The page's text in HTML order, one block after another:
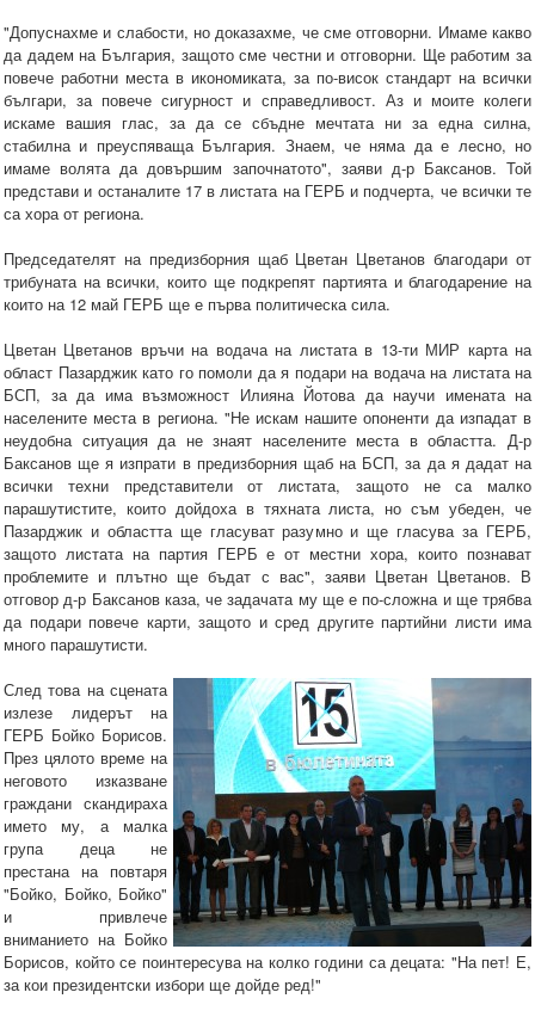
"Допуснахме и слабости, но доказахме, че сме отговорни. Имаме какво
да дадем на България, защото сме честни и отговорни. Ще работим за
повече работни места в икономиката, за по-висок стандарт на всички
българи, за повече сигурност и справедливост. Аз и моите колеги
искаме вашия глас, за да се сбъдне мечтата ни за една силна,
стабилна и преуспяваща България. Знаем, че няма да е лесно, но
имаме волята да довършим започнатото", заяви д-р Баксанов. Той
представи и останалите 17 в листата на ГЕРБ и подчерта, че всички те
са хора от региона.
Председателят на предизборния щаб Цветан Цветанов благодари от
трибуната на всички, които ще подкрепят партията и благодарение на
които на 12 май ГЕРБ ще е първа политическа сила.
Цветан Цветанов връчи на водача на листата в 13-ти МИР карта на
област Пазарджик като го помоли да я подари на водача на листата на
БСП, за да има възможност Илияна Йотова да научи имената на
населените места в региона. "Не искам нашите опоненти да изпадат в
неудобна ситуация да не знаят населените места в областта. Д-р
Баксанов ще я изпрати в предизборния щаб на БСП, за да я дадат на
всички техни представители от листата, защото не са малко
парашутистите, които дойдоха в тяхната листа, но съм убеден, че
Пазарджик и областта ще гласуват разумно и ще гласува за ГЕРБ,
защото листата на партия ГЕРБ е от местни хора, които познават
проблемите и плътно ще бъдат с вас", заяви Цветан Цветанов. В
отговор д-р Баксанов каза, че задачата му ще е по-сложна и ще трябва
да подари повече карти, защото и сред другите партийни листи има
много парашутисти.
След това на сцената
излезе лидерът на
ГЕРБ Бойко Борисов.
През цялото време на
неговото изказване
граждани скандираха
името му, а малка
група деца не
престана на повтаря
"Бойко, Бойко, Бойко"
и привлече
вниманието на Бойко
Борисов, който се поинтересува на колко години са децата: "На пет! Е,
за кои президентски избори ще дойде ред!"